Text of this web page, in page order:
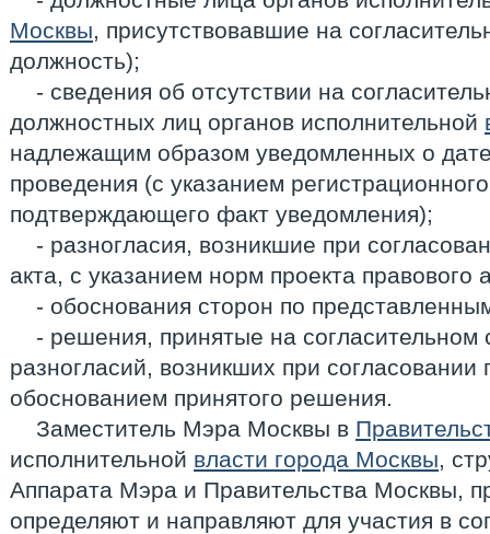
Москвы, присутствовавшие на
должность);
- сведения об отсутствии на
должностных лиц органов исполнительной
надлежащим образом уведомленных о
проведения (с указанием
подтверждающего факт уведомления);
- разногласия, возникшие при
акта, с указанием норм проекта правового
- обоснования сторон по
- решения, принятые на
разногласий, возникших при согласовании
обоснованием принятого решения.
Заместитель Мэра Москвы в
исполнительной власти города Москвы,
Аппарата Мэра и Правительства Москвы,
определяют и направляют для участия в